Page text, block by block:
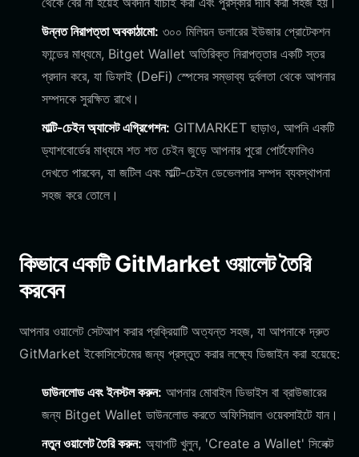
উন্নত নিরাপত্তা অবকাঠামো: ৩০০ মিলিয়ন ডলারের ইউজার প্রোটেকশন
ফান্ডের মাধ্যমে, Bitget Wallet অতিরিক্ত নিরাপত্তার একটি স্তর
প্রদান করে, যা ডিফাই (DeFi) স্পেসের সম্ভাব্য দুর্বলতা থেকে আপনার
সম্পদকে সুরক্ষিত রাখে।
মাল্টি-চেইন অ্যাসেট এগ্রিগেশন: GITMARKET ছাড়াও, আপনি একটি
ড্যাশবোর্ডের মাধ্যমে শত শত চেইন জুড়ে আপনার পুরো পোর্টফোলিও
দেখতে পারবেন, যা জটিল এবং মাল্টি-চেইন ডেভেলপার সম্পদ ব্যবস্থাপনা
সহজ করে তোলে।
কিভাবে একটি GitMarket ওয়ালেট তৈরি
করবেন
আপনার ওয়ালেট সেটআপ করার প্রক্রিয়াটি অত্যন্ত সহজ, যা আপনাকে দ্রুত
GitMarket ইকোসিস্টেমের জন্য প্রস্তুত করার লক্ষ্যে ডিজাইন করা হয়েছে:
ডাউনলোড এবং ইনস্টল করুন: আপনার মোবাইল ডিভাইস বা ব্রাউজারের
জন্য Bitget Wallet ডাউনলোড করতে অফিসিয়াল ওয়েবসাইটে যান।
নতুন ওয়ালেট তৈরি করুন: অ্যাপটি খুলুন, 'Create a Wallet' সিলেক্ট